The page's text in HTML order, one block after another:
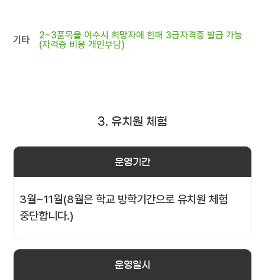
기타
2~3품목을 이수시 희망자에 한해 3급자격증 발급 가능
(자격증 비용 개인부담)
3. 유치원 체험
운영기간
3월~11월(8월은 학교 방학기간으로 유치원 체험
중단합니다.)
운영일시